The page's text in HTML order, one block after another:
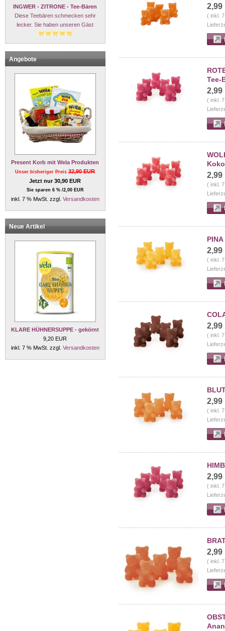
INGWER - ZITRONE - Tee-Bären
Diese Teebären schmecken sehr
lecker. Sie haben unseren Gäst
Angebote
Present Korb mit Wela Produkten
Unser bisheriger Preis32,90 EUR
Jetzt nur 30,90 EUR
Sie sparen 6 % /2,00 EUR
inkl. 7 % MwSt. zzgl. Versandkosten
Neue Artikel
KLARE HÜHNERSUPPE - gekörnt
9,20 EUR
inkl. 7 % MwSt. zzgl. Versandkosten
2,99
( inkl.
Tee-
2,99
( inkl.
2,99
( inkl.
2,99
( inkl.
2,99
( inkl.
2,99
( inkl.
2,99
( inkl.
2,99
( inkl.